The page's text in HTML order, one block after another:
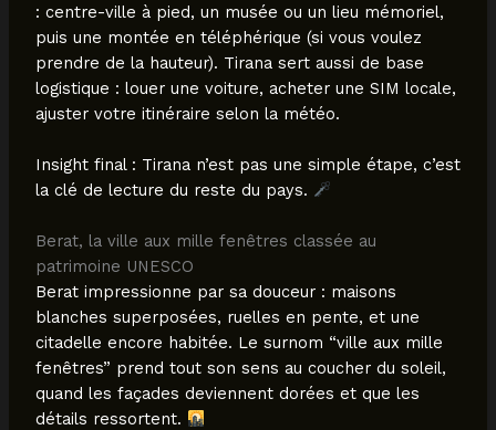
: centre-ville à pied, un musée ou un lieu mémoriel,
puis une montée en téléphérique (si vous voulez
prendre de la hauteur). Tirana sert aussi de base
logistique : louer une voiture, acheter une SIM locale,
ajuster votre itinéraire selon la météo.
Insight final : Tirana n’est pas une simple étape, c’est
la clé de lecture du reste du pays.
Berat, la ville aux mille fenêtres classée au
patrimoine UNESCO
Berat impressionne par sa douceur : maisons
blanches superposées, ruelles en pente, et une
citadelle encore habitée. Le surnom “ville aux mille
fenêtres” prend tout son sens au coucher du soleil,
quand les façades deviennent dorées et que les
détails ressortent.